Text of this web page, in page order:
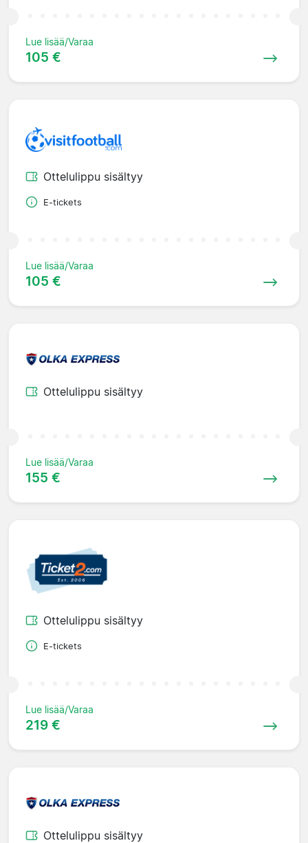
Lue lisää/Varaa
105 €
Ottelulippu sisältyy
E-tickets
Lue lisää/Varaa
105 €
Ottelulippu sisältyy
Lue lisää/Varaa
155 €
Ottelulippu sisältyy
E-tickets
Lue lisää/Varaa
219 €
Ottelulippu sisältyy